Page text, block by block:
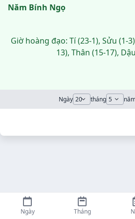
Năm Bính Ngọ
Giờ hoàng đạo: Tí (23-1), Sửu (1-
13), Thân (15-17),
Ngày tháng
Ngày Tháng